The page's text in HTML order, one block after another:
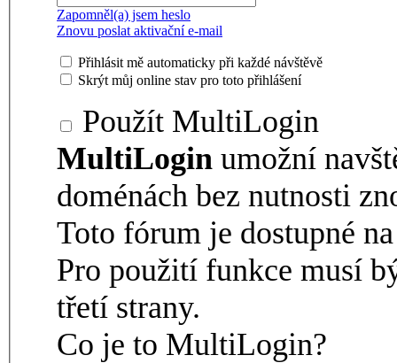
Zapomněl(a) jsem heslo
Znovu poslat aktivační e-mail
Přihlásit mě automaticky při každé návštěvě
Skrýt můj online stav pro toto přihlášení
Použít MultiLogin
MultiLogin umožní
doménách bez nutnosti
Toto fórum je dostupné
Pro použití funkce musí
třetí strany.
Co je to MultiLogin?